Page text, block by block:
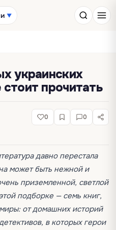
▼
украинских
прочитать
0 0
давно перестала
может быть нежной и
приземленной, светлой
подборке — семь книг,
от домашних историй
в которых герои